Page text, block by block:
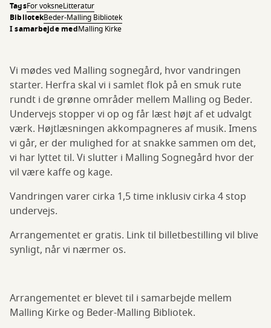
TagsFor voksneLitteratur
BibliotekBeder-Malling Bibliotek
I samarbejde medMalling Kirke
Vi mødes ved Malling sognegård, hvor vandringen
starter. Herfra skal vi i samlet flok på en smuk rute
rundt i de grønne områder mellem Malling og Beder.
Undervejs stopper vi op og får læst højt af et udvalgt
værk. Højtlæsningen akkompagneres af musik. Imens
vi går, er der mulighed for at snakke sammen om det,
vi har lyttet til. Vi slutter i Malling Sognegård hvor der
vil være kaffe og kage.
Vandringen varer cirka 1,5 time inklusiv cirka 4 stop
undervejs.
Arrangementet er gratis. Link til billetbestilling vil blive
synligt, når vi nærmer os.
Arrangementet er blevet til i samarbejde mellem
Malling Kirke og Beder-Malling Bibliotek.